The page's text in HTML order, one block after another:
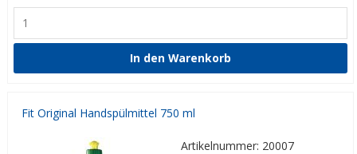
Fit Original Handspülmittel 750 ml
Artikelnummer: 20007